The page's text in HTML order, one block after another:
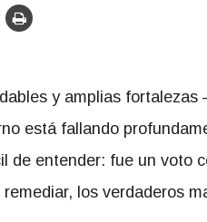
y amplias fortalezas
está fallando
de entender: fue un voto
los verdaderos